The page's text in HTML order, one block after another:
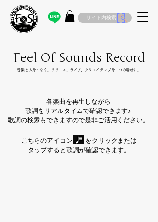
サイト内検索
Feel Of Sounds Record
​音楽と人をつなぐ。リリース、ライブ、クリエイティブを一つの場所に。
各楽曲を再生しながら
歌詞をリアルタイムで確認できます♪
歌詞の検索もできますので是非ご活用ください。
こちらのアイコン をクリックまたは
タップすると歌詞が確認できます。